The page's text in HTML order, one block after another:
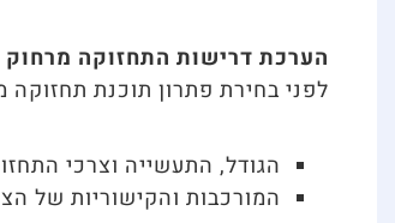
הערכת דרישות התחזוקה
לפני בחירת פתרון תוכנת
הגודל, התעשייה וצרכי
המורכבות והקישוריות של